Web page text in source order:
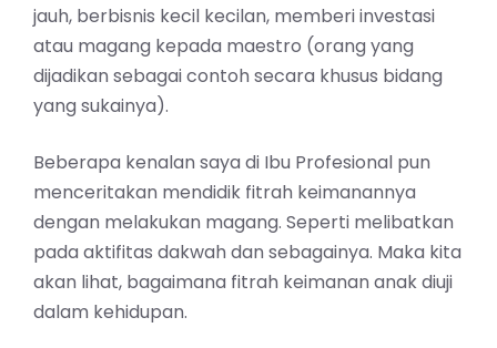
jauh, berbisnis kecil kecilan, memberi investasi
atau magang kepada maestro (orang yang
dijadikan sebagai contoh secara khusus bidang
yang sukainya).
Beberapa kenalan saya di Ibu Profesional pun
menceritakan mendidik fitrah keimanannya
dengan melakukan magang. Seperti melibatkan
pada aktifitas dakwah dan sebagainya. Maka kita
akan lihat, bagaimana fitrah keimanan anak diuji
dalam kehidupan.